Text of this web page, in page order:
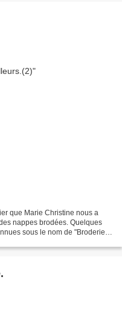
que Marie Christine nous a
nappes brodées. Quelques
sous le nom de "Broderie